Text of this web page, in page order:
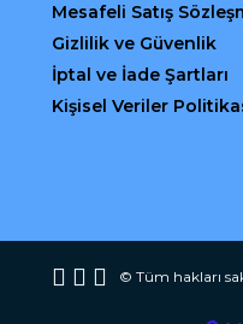
Mesafeli Satış
Gizlilik ve Güvenlik
İptal ve İade Şartları
Kişisel Veriler
© Tüm hakları